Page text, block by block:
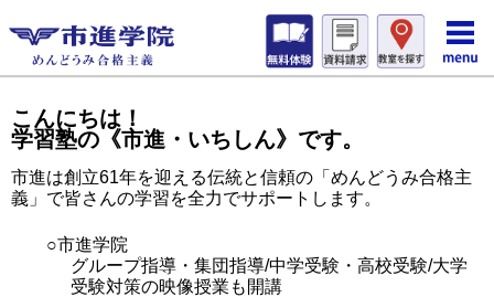
こんにちは！
学習塾の《市進・いちしん》です。
市進は創立61年を迎える伝統と信頼の「めんどうみ合格主
義」で皆さんの学習を全力でサポートします。
○市進学院
グループ指導・集団指導/中学受験・高校受験/大学
受験対策の映像授業も開講